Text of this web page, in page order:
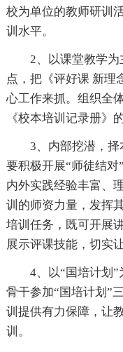
校为单位的教师研训
训水平。
2、以课堂教学
点，把《评好课 新理
心工作来抓。组织全
《校本培训记录册》
3、内部挖潜，
要积极开展“师徒结
内外实践经验丰富、
训的师资力量，发挥
培训任务，既可开展
展示评课技能，切实
4、以“国培计划
骨干参加“国培计划”
训提供有力保障，让
训。